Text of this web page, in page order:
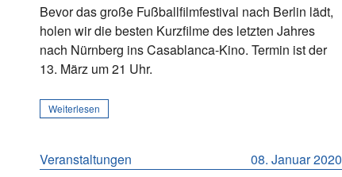
Bevor das große Fußballfilmfestival nach Berlin lädt,
holen wir die besten Kurzfilme des letzten Jahres
nach Nürnberg ins Casablanca-Kino. Termin ist der
13. März um 21 Uhr.
Weiterlesen
08. Januar 2020
Veranstaltungen